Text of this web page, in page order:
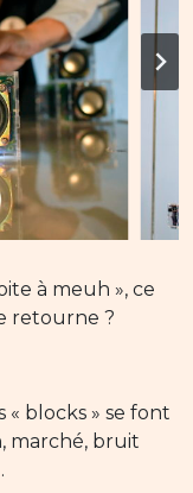
à meuh », ce
retourne ?
blocks » se font
marché, bruit